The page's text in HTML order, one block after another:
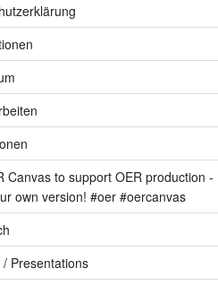
Canvas to support OER production -
own version! #oer #oercanvas
Presentations